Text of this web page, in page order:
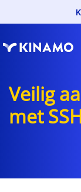
Veilig
met